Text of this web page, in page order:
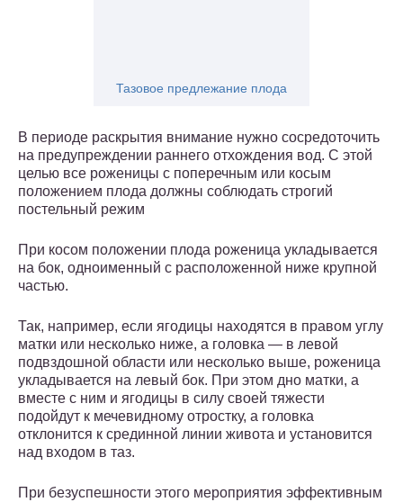
Тазовое предлежание плода
В периоде раскрытия внимание нужно сосредоточить
на предупреждении раннего отхождения вод. С этой
целью все роженицы с поперечным или косым
положением плода должны соблюдать строгий
постельный режим
При косом положении плода роженица укладывается
на бок, одноименный с расположенной ниже крупной
частью.
Так, например, если ягодицы находятся в правом углу
матки или несколько ниже, а головка — в левой
подвздошной области или несколько выше, роженица
укладывается на левый бок. При этом дно матки, а
вместе с ним и ягодицы в силу своей тяжести
подойдут к мечевидному отростку, а головка
отклонится к срединной линии живота и установится
над входом в таз.
При безуспешности этого мероприятия эффективным